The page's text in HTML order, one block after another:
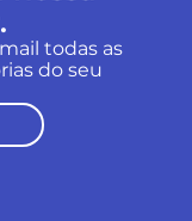
todas as
do seu